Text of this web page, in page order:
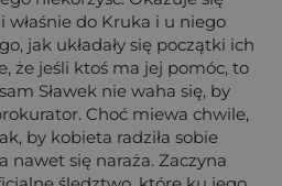
do Kruka i u niego
jak układały się początki ich
że jeśli ktoś ma jej pomóc, to
Sławek nie waha się, by
Choć miewa chwile,
by kobieta radziła sobie
nawet się naraża. Zaczyna